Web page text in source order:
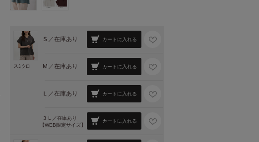
スミクロ
Ｓ／在庫あり カートに入れる
Ｍ／在庫あり カートに入れる
Ｌ／在庫あり カートに入れる
３Ｌ／在庫あり
【WEB限定サイズ】
カートに入れる